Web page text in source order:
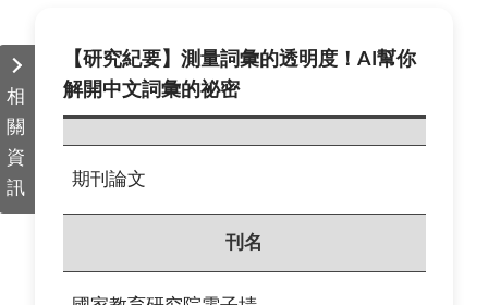
相
關
資
訊
【研究紀要】測量詞彙的透明度！AI幫你
解開中文詞彙的祕密
期刊論文
刊名